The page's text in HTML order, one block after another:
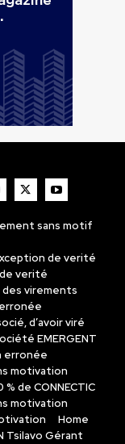
sans motif
de verité
verité
virements
d’avoir viré
EMERGENT
erronée
motivation
de CONNECTIC
motivation
Home
Tsilavo Gérant